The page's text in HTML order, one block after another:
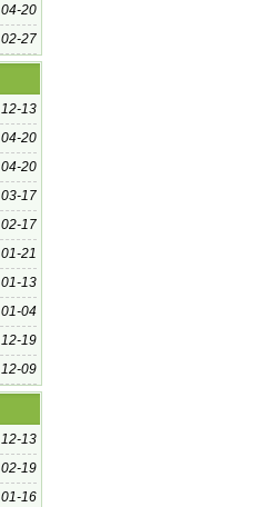
04-20
02-27
12-13
04-20
04-20
03-17
02-17
01-21
01-13
01-04
12-19
12-09
12-13
02-19
01-16